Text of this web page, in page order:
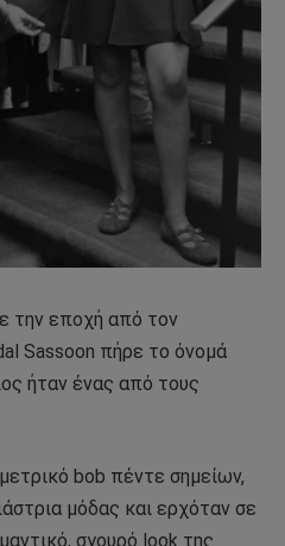
την εποχή από τον
Sassoon πήρε το όνομά
ήταν ένας από τους
bob πέντε σημείων,
μόδας και ερχόταν σε
σγουρό look της